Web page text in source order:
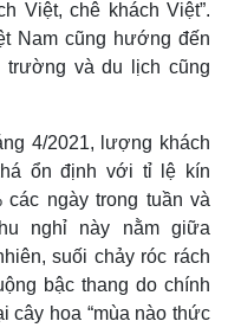
Việt, chê khách Việt”.
Nam cũng hướng đến
trường và du lịch cũng
4/2021, lượng khách
ổn định với tỉ lệ kín
các ngày trong tuần và
nghỉ này nằm giữa
suối chảy róc rách
bậc thang do chính
cây hoa “mùa nào thức